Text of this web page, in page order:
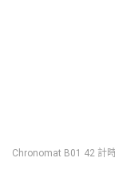
Chronomat B01 42 計